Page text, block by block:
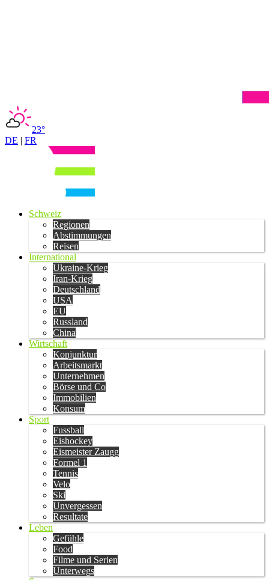
23°
DE | FR
Schweiz
Regionen
Abstimmungen
Reisen
International
Ukraine-Krieg
Iran-Krieg
Deutschland
USA
EU
Russland
China
Wirtschaft
Konjunktur
Arbeitsmarkt
Unternehmen
Börse und Co
Immobilien
Konsum
Sport
Fussball
Eishockey
Eismeister Zaugg
Formel 1
Tennis
Velo
Ski
Unvergessen
Resultate
Leben
Gefühle
Food
Filme und Serien
Unterwegs